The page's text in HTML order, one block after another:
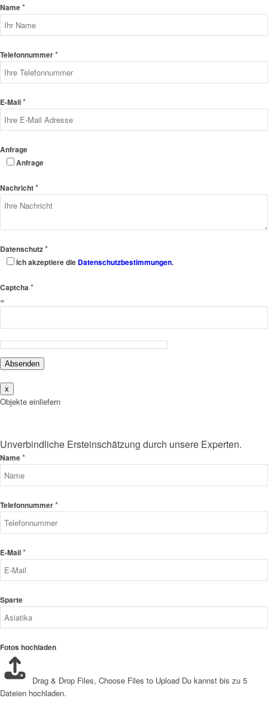
Name*
Telefonnummer*
E-Mail*
Anfrage
Anfrage
Nachricht*
Datenschutz*
Ich akzeptiere die Datenschutzbestimmungen.
Captcha *
=
Absenden
x
Objekte einliefern
Unverbindliche Ersteinschätzung durch unsere Experten.
Name*
Telefonnummer*
E-Mail*
Sparte
Fotos hochladen
Drag & Drop Files, Choose Files to Upload Du kannst bis zu 5
Dateien hochladen.